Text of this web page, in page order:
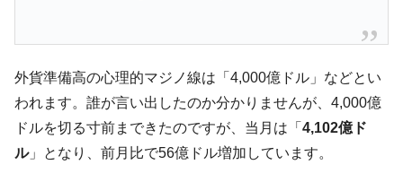
ャンペーン」⇒ あの名物教授も登場！
『Money1』
韓国「橋が落ちました」⇒ 耐久性「なさす
『Money1』
韓国鉄鋼最大手『POSCO』ズブズブ沈む。
外貨準備高の心理的マジノ線は「4,000億ドル」などとい
われます。誰が言い出したのか分かりませんが、4,000億
ドルを切る寸前まできたのですが、当月は「 4,102億ド
ル」となり、前月比で56億ドル増加しています。